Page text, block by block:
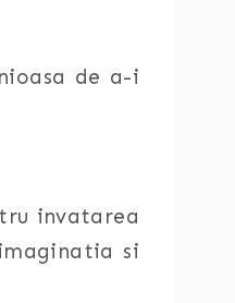
de a-i
invatarea
si